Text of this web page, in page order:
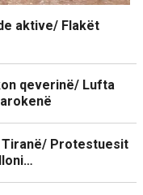
aktive/ Flakët
qeverinë/ Lufta
Tiranë/ Protestuesit